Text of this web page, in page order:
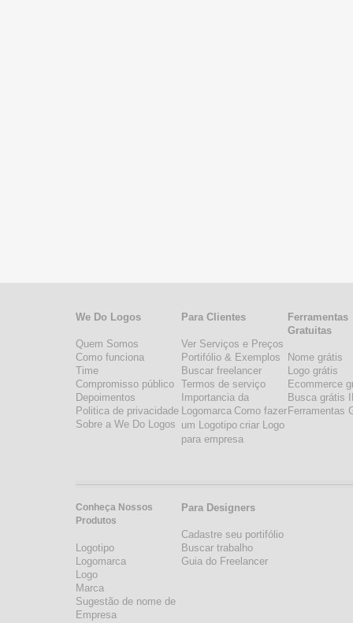
We Do Logos
Quem Somos
Como funciona
Time
Compromisso público
Depoimentos
Politica de privacidade
Sobre a We Do Logos
Conheça Nossos
Produtos
Logotipo
Logomarca
Logo
Marca
Sugestão de nome de
Empresa
Para Clientes
Ver Serviços e Preços
Portifólio & Exemplos
Buscar freelancer
Termos de serviço
Importancia da
Logomarca Como fazer
um Logotipo criar Logo
para empresa
Para Designers
Cadastre seu portifólio
Buscar trabalho
Guia do Freelancer
Ferramentas
Gratuitas
Nome grátis
Logo grátis
Ecommerce
Busca grátis
Ferramentas